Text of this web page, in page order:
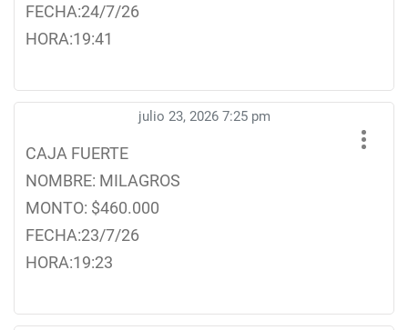
FECHA:24/7/26
HORA:19:41
julio 23, 2026 7:25 pm
CAJA FUERTE
NOMBRE: MILAGROS
MONTO: $460.000
FECHA:23/7/26
HORA:19:23